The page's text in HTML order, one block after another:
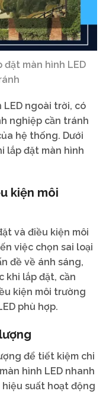
đặt màn hình LED
ngoài trời, có
nghiệp cần tránh
hệ thống. Dưới
lắp đặt màn hình
kiện môi
và điều kiện môi
việc chọn sai loại
đề về ánh sáng,
khi lắp đặt, cần
kiện môi trường
phù hợp.
để tiết kiệm chi
hình LED nhanh
suất hoạt động